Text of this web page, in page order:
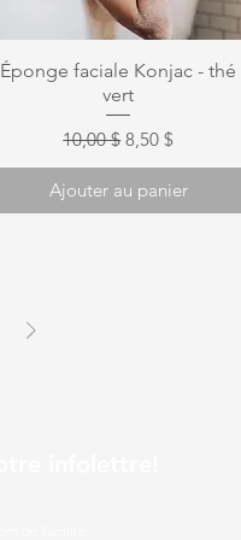
Aperçu rapide
Éponge faciale Konjac - thé
vert
Prix original
10,00 $Prix
8,50 $
Ajouter au panier